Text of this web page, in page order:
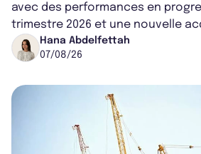
avec des performances en
trimestre 2026 et une nouvelle
région de Chicago. Entre hausse
Hana Abdelfettah
07/08/26